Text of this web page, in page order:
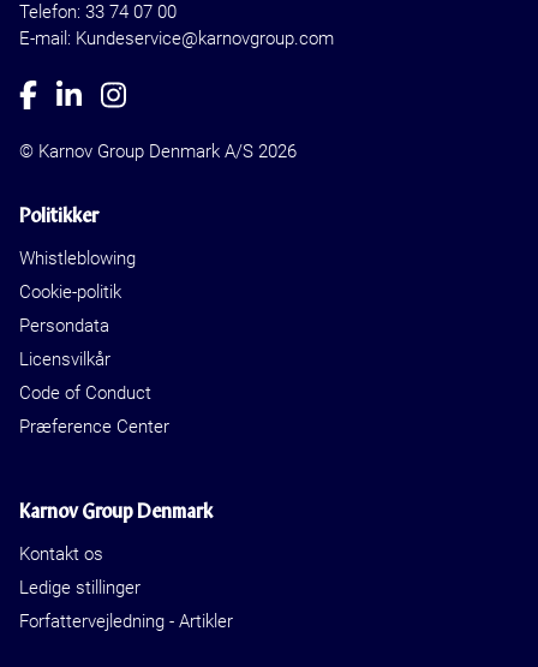
Telefon: 33 74 07 00
E-mail: Kundeservice@karnovgroup.com
© Karnov Group Denmark A/S 2026
Politikker
Whistleblowing
Cookie-politik
Persondata
Licensvilkår
Code of Conduct
Præference Center
Karnov Group Denmark
Kontakt os
Ledige stillinger
Forfattervejledning - Artikler